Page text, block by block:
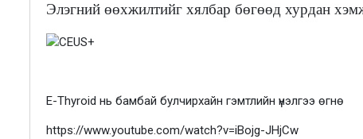
Элэгний өөхжилтийг хялбар бөгөөд хурдан
E-Thyroid нь бамбай булчирхайн гэмтлийн үнэлгээ өгнө
https://www.youtube.com/watch?v=iBojg-JHjCw